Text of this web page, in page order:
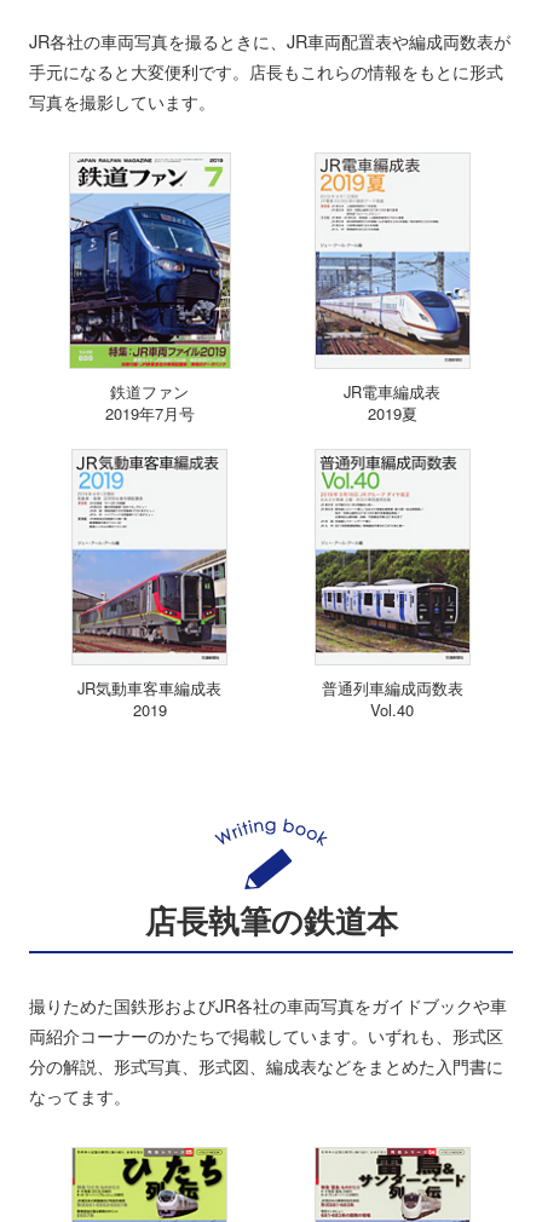
JR各社の車両写真を撮るときに、JR車両配置表や編成両数表が
手元になると大変便利です。店長もこれらの情報をもとに形式
写真を撮影しています。
鉄道ファン
2019年7月号
JR電車編成表
2019夏
JR気動車客車編成表
2019
普通列車編成両数表
Vol.40
店長執筆の鉄道本
撮りためた国鉄形およびJR各社の車両写真をガイドブックや車
両紹介コーナーのかたちで掲載しています。いずれも、形式区
分の解説、形式写真、形式図、編成表などをまとめた入門書に
なってます。